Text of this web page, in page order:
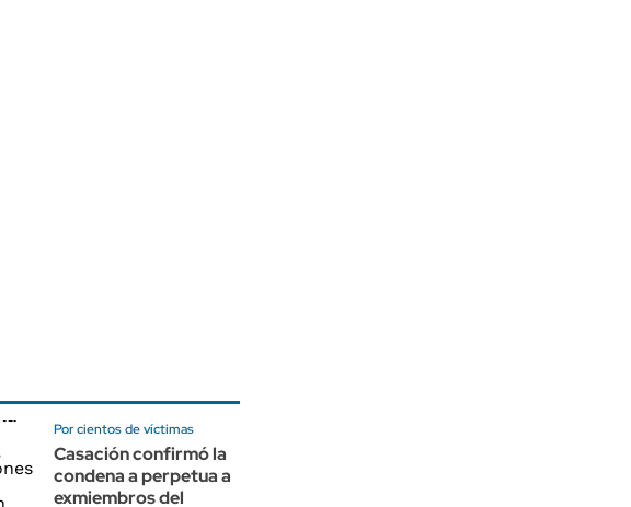
Por cientos de víctimas
Casación confirmó la
condena a perpetua a
exmiembros del